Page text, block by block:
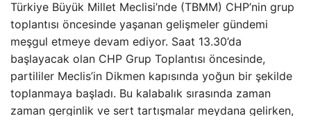
Türkiye Büyük Millet Meclisi’nde (TBMM) CHP’nin grup
toplantısı öncesinde yaşanan gelişmeler gündemi
meşgul etmeye devam ediyor. Saat 13.30’da
başlayacak olan CHP Grup Toplantısı öncesinde,
partililer Meclis’in Dikmen kapısında yoğun bir şekilde
toplanmaya başladı. Bu kalabalık sırasında zaman
zaman gerginlik ve sert tartışmalar meydana gelirken,